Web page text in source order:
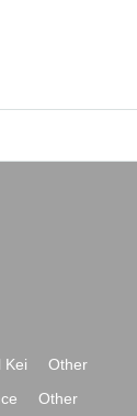
Kei
Other
Other